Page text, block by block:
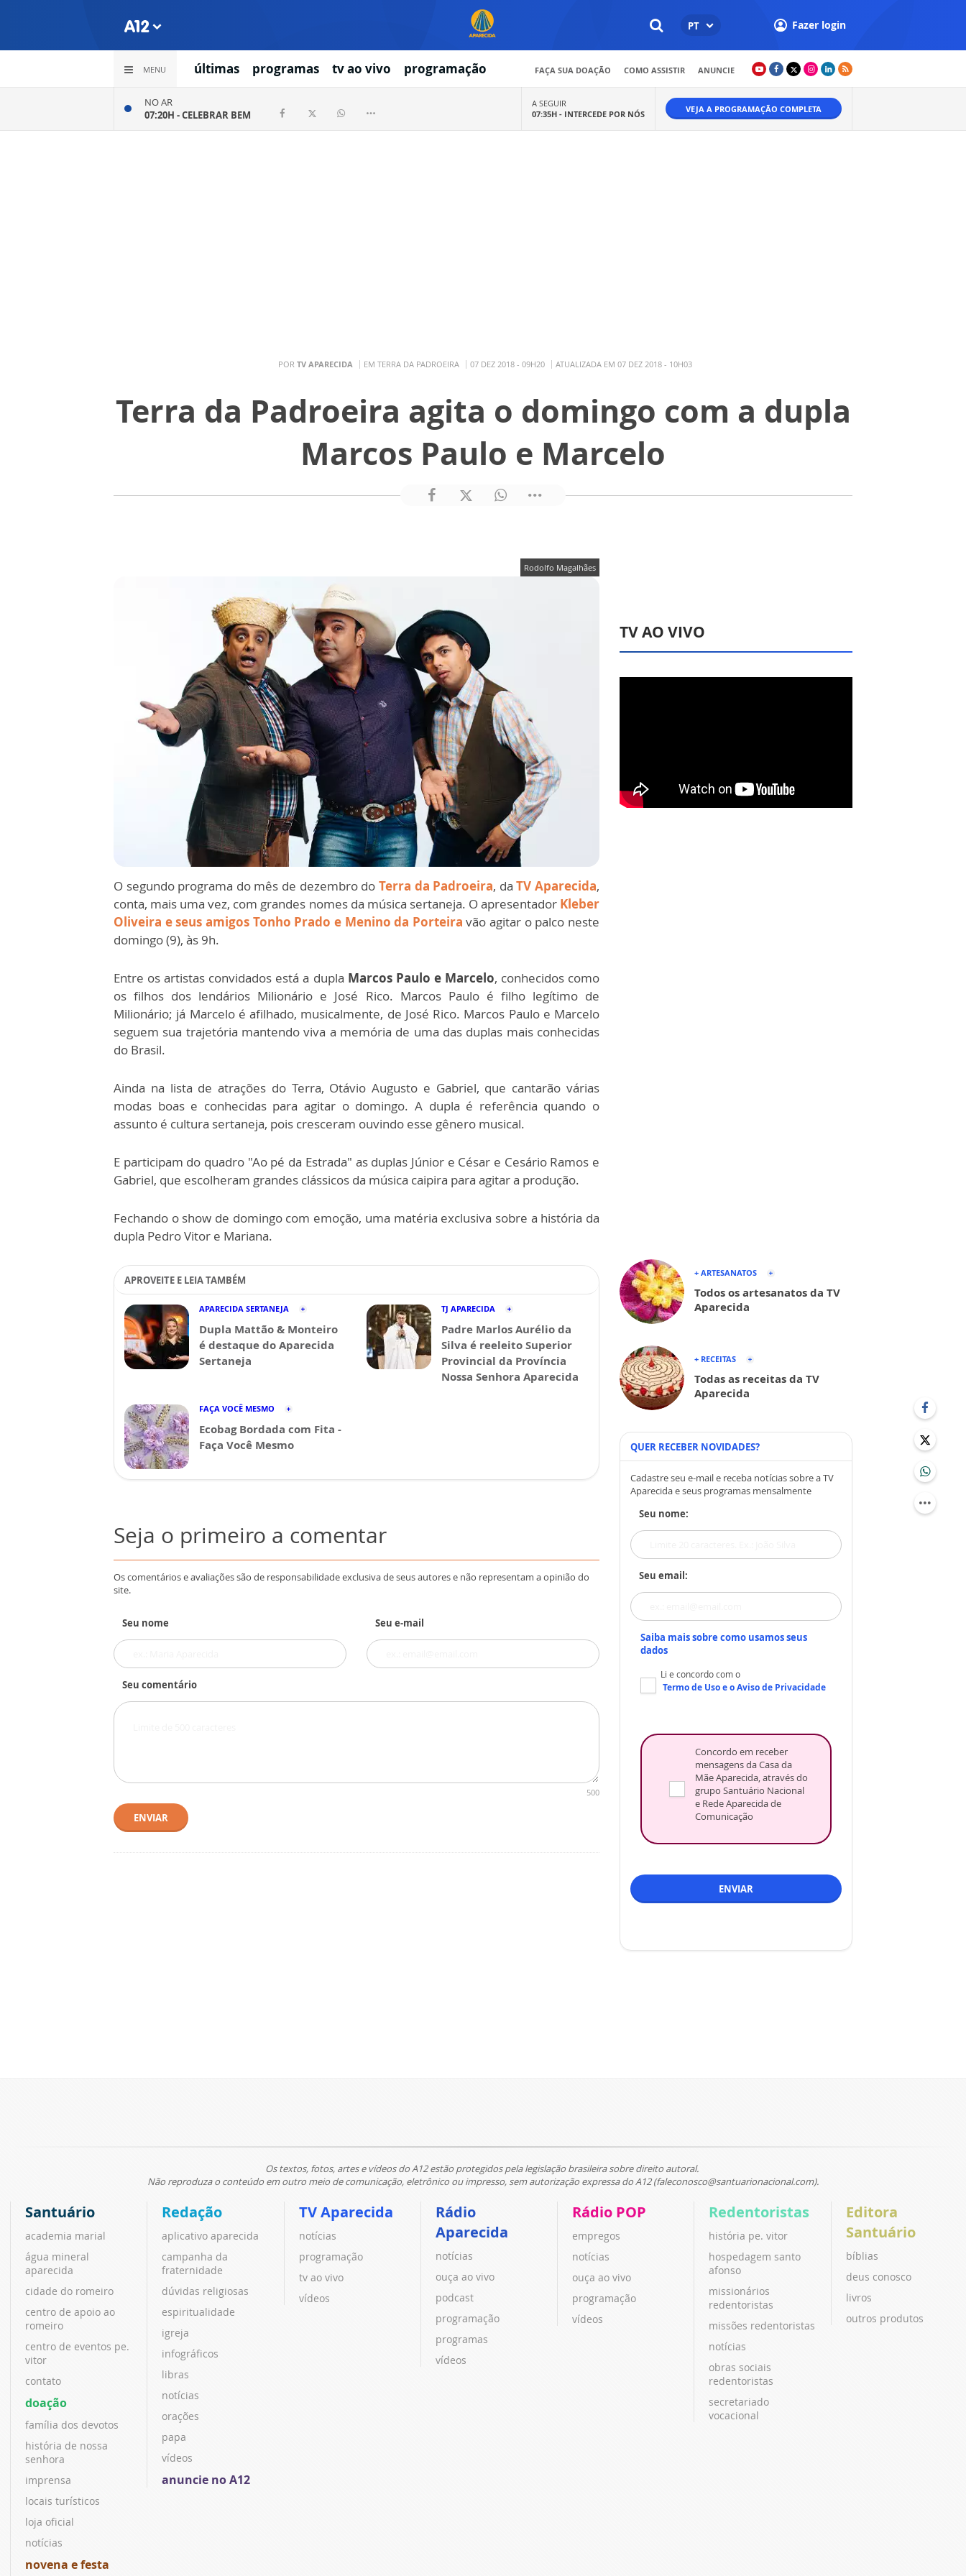
PT Fazer login
MENU últimas programas tv ao vivo programação FAÇA SUA DOAÇÃO COMO ASSISTIR ANUNCIE
NO AR
07:20H -CELEBRAR BEM
A SEGUIR
07:35H - INTERCEDE POR NÓS VEJA A PROGRAMAÇÃO COMPLETA
POR TV APARECIDA EM TERRA DA PADROEIRA 07 DEZ 2018 - 09H20 ATUALIZADA EM 07 DEZ 2018 - 10H03
Terra da Padroeira agita o domingo com a dupla
Marcos Paulo e Marcelo
Rodolfo Magalhães
O segundo programa do mês de dezembro do Terra da Padroeira, daTV Aparecida,
conta, mais uma vez, com grandes nomes da música sertaneja. O apresentador Kleber
Oliveira e seus amigos Tonho Prado e Menino da Porteira vão agitar o palco neste
domingo (9), às 9h.
Entre os artistas convidados está a dupla Marcos Paulo e Marcelo, conhecidos como
os filhos dos lendários Milionário e José Rico. Marcos Paulo é filho legítimo de
Milionário; já Marcelo é afilhado, musicalmente, de José Rico. Marcos Paulo e Marcelo
seguem sua trajetória mantendo viva a memória de uma das duplas mais conhecidas
do Brasil.
Ainda na lista de atrações do Terra, Otávio Augusto e Gabriel, que cantarão várias
modas boas e conhecidas para agitar o domingo. A dupla é referência quando o
assunto é cultura sertaneja, pois cresceram ouvindo esse gênero musical.
E participam do quadro "Ao pé da Estrada" as duplas Júnior e César e Cesário Ramos e
Gabriel, que escolheram grandes clássicos da música caipira para agitar a produção.
Fechando o show de domingo com emoção, uma matéria exclusiva sobre a história da
dupla Pedro Vitor e Mariana.
APROVEITE E LEIA TAMBÉM
APARECIDA SERTANEJA
Dupla Mattão & Monteiro
é destaque do Aparecida
Sertaneja
TJ APARECIDA
Padre Marlos Aurélio da
Silva é reeleito Superior
Provincial da Província
Nossa Senhora Aparecida
FAÇA VOCÊ MESMO
Ecobag Bordada com Fita -
Faça Você Mesmo
Seja o primeiro a comentar
Os comentários e avaliações são de responsabilidade exclusiva de seus autores e não representam a opinião do
site.
Seu nome Seu e-mail
Seu comentário
500
ENVIAR
TV AO VIVO
+ ARTESANATOS
Todos os artesanatos da TV
Aparecida
+ RECEITAS
Todas as receitas da TV
Aparecida
QUER RECEBER NOVIDADES?
Cadastre seu e-mail e receba notícias sobre a TV
Aparecida e seus programas mensalmente
Seu nome:
Seu email:
Saiba mais sobre como usamos seus
dados
Li e concordo com o
Termo de Usoe oAviso de Privacidade
Concordo em receber
mensagens da Casa da
Mãe Aparecida, através do
grupo Santuário Nacional
e Rede Aparecida de
Comunicação
ENVIAR
Os textos, fotos, artes e vídeos do A12 estão protegidos pela legislação brasileira sobre direito autoral.
Não reproduza o conteúdo em outro meio de comunicação, eletrônico ou impresso, sem autorização expressa do A12 (faleconosco@santuarionacional.com).
Santuário
academia marial
água mineral
aparecida
cidade do romeiro
centro de apoio ao
romeiro
centro de eventos pe.
vitor
contato
doação
família dos devotos
história de nossa
senhora
imprensa
locais turísticos
loja oficial
notícias
novena e festa
Redação
aplicativo aparecida
campanha da
fraternidade
dúvidas religiosas
espiritualidade
igreja
infográficos
libras
notícias
orações
papa
vídeos
anuncie no A12
TV Aparecida
notícias
programação
tv ao vivo
vídeos
Rádio
Aparecida
notícias
ouça ao vivo
podcast
programação
programas
vídeos
Rádio POP
empregos
notícias
ouça ao vivo
programação
vídeos
Redentoristas
história pe. vitor
hospedagem santo
afonso
missionários
redentoristas
missões redentoristas
notícias
obras sociais
redentoristas
secretariado
vocacional
Editora
Santuário
bíblias
deus conosco
livros
outros produtos